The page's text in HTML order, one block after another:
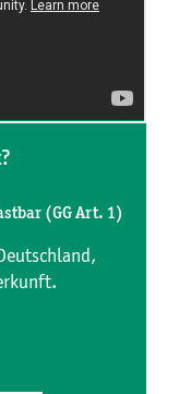
(GG Art. 1)